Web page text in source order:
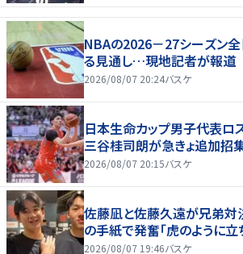
NBAの2026－27シーズン
る見通し…現地記者が報道
2026/08/07 20:24バスケ
日本生命カップ男子代表
三谷桂司朗が急きょ追加招
2026/08/07 20:15バスケ
佐藤凪と佐藤久遠が兄弟
の手紙で発奮「虎のように立
2026/08/07 19:46バスケ